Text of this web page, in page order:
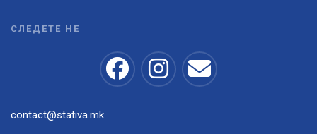
СЛЕДЕТЕ НЕ
contact@stativa.mk